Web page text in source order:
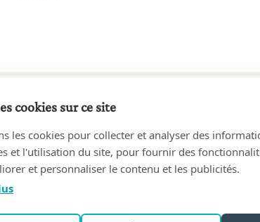
au aujourd'hui
(Dottignies))
cookies sur ce site
les cookies pour collecter et analyser des
et l'utilisation du site, pour fournir des
et personnaliser le contenu et les publicités.